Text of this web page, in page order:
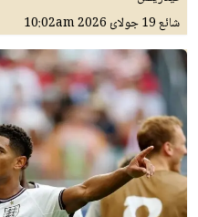
شائع19 جولائ 2026 10:02am